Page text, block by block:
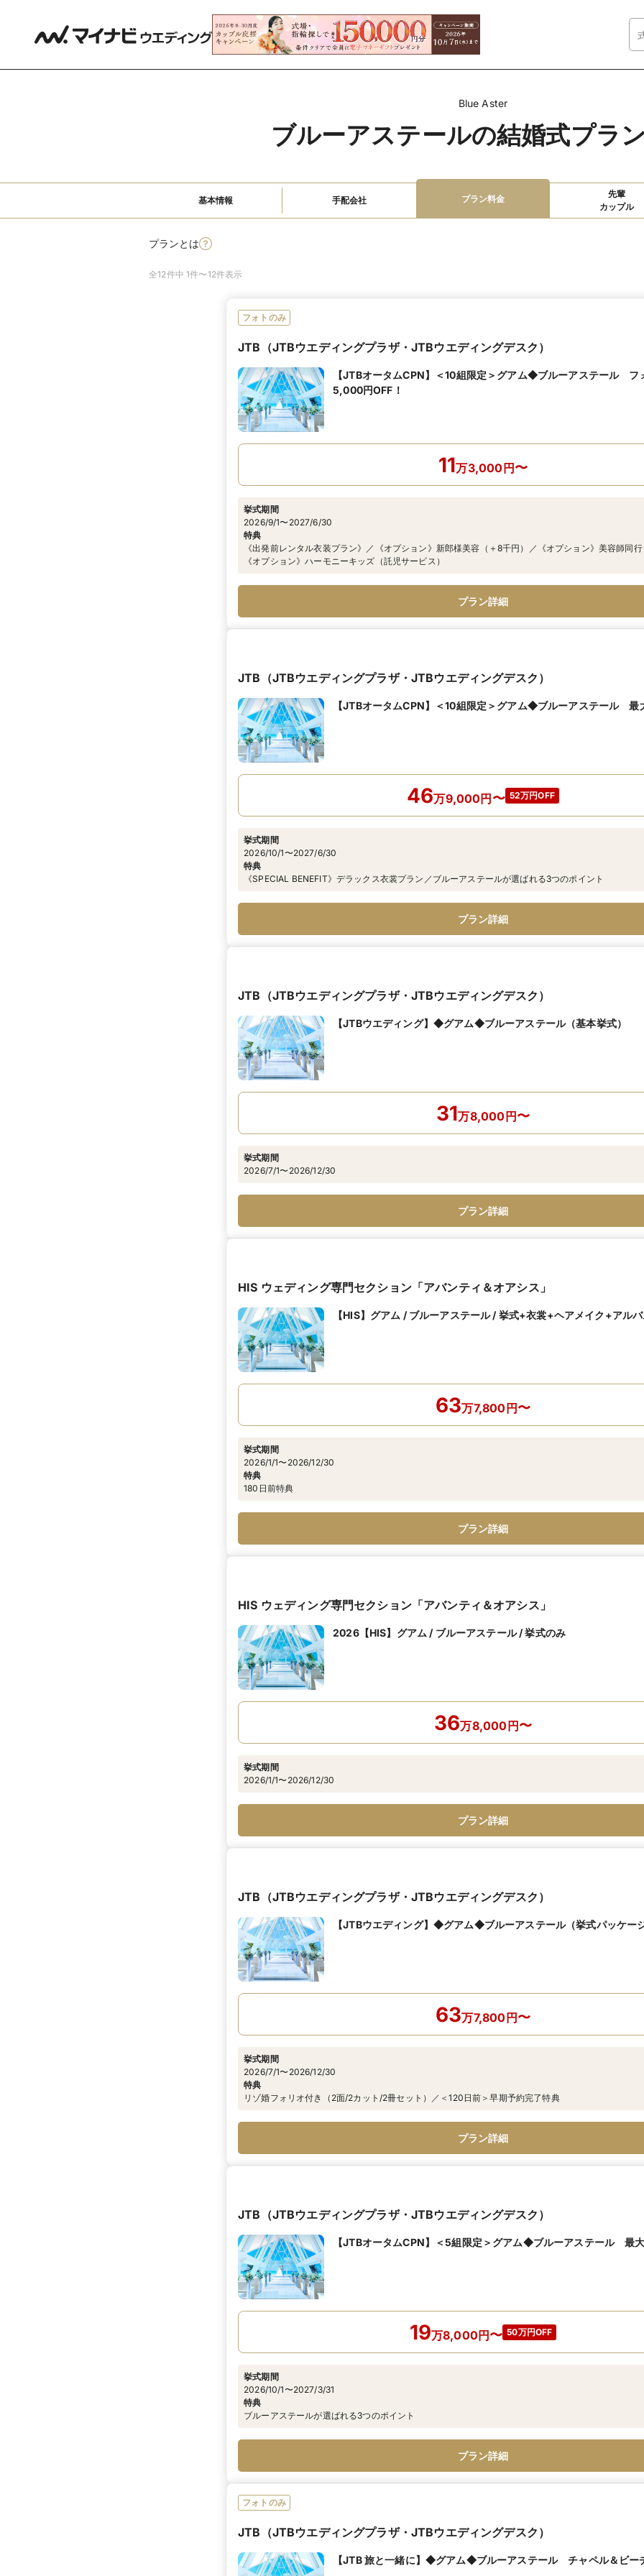
Blue Aster
ブルーアステールの結婚式プラ
基本情報 手配会社 プラン料金
先輩
カップル
プランとは
全12件中 1件〜12件表示
フォトのみ
JTB（JTBウエディングプラザ・JTBウエディングデスク）
【JTBオータムCPN】＜10組限定＞グアム◆ブルーアステール フ
5,000円OFF！
11万3,000円〜
挙式期間
2026/9/1〜2027/6/30
特典
《出発前レンタル衣装プラン》／《オプション》新郎様美容（＋8千円）／《オプション》美容師同
《オプション》ハーモニーキッズ（託児サービス）
プラン詳細
JTB（JTBウエディングプラザ・JTBウエディングデスク）
【JTBオータムCPN】＜10組限定＞グアム◆ブルーアステール
46万9,000円〜 52万円OFF
挙式期間
2026/10/1〜2027/6/30
特典
《SPECIAL BENEFIT》デラックス衣裳プラン／ブルーアステールが選ばれる3つのポイント
プラン詳細
JTB（JTBウエディングプラザ・JTBウエディングデスク）
【JTBウエディング】◆グアム◆ブルーアステール（基本挙式）
31万8,000円〜
挙式期間
2026/7/1〜2026/12/30
プラン詳細
HIS ウェディング専門セクション「アバンティ＆オアシス」
【HIS】グアム / ブルーアステール / 挙式+衣裳+ヘアメイク+アル
63万7,800円〜
挙式期間
2026/1/1〜2026/12/30
特典
180日前特典
プラン詳細
HIS ウェディング専門セクション「アバンティ＆オアシス」
2026【HIS】グアム / ブルーアステール / 挙式のみ
36万8,000円〜
挙式期間
2026/1/1〜2026/12/30
プラン詳細
JTB（JTBウエディングプラザ・JTBウエディングデスク）
【JTBウエディング】◆グアム◆ブルーアステール（挙式パッケー
63万7,800円〜
挙式期間
2026/7/1〜2026/12/30
特典
リゾ婚フォリオ付き（2面/2カット/2冊セット）／＜120日前＞早期予約完了特典
プラン詳細
JTB（JTBウエディングプラザ・JTBウエディングデスク）
【JTBオータムCPN】＜5組限定＞グアム◆ブルーアステール 最
19万8,000円〜 50万円OFF
挙式期間
2026/10/1〜2027/3/31
特典
ブルーアステールが選ばれる3つのポイント
プラン詳細
フォトのみ
JTB（JTBウエディングプラザ・JTBウエディングデスク）
【JTB 旅と一緒に】◆グアム◆ブルーアステール チャペル＆ビー